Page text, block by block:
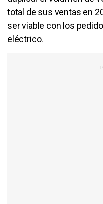
total de sus ventas en
ser viable con los
eléctrico.